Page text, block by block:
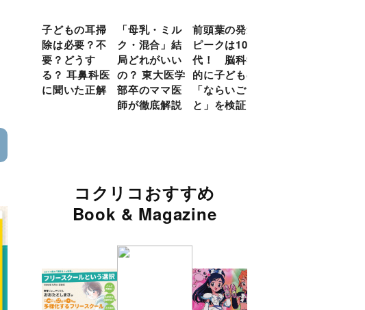
子どもの耳掃
除は必要？不
要？どうす
る？ 耳鼻科医
に聞いた正解
「母乳・ミル
ク・混合」結
局どれがいい
の？ 東大医学
部卒のママ医
師が徹底解説
前頭葉の発達
ピークは10
代！ 脳科学
的に子どもの
「ならいご
と」を検証
コクリコおすすめ
Book & Magazine